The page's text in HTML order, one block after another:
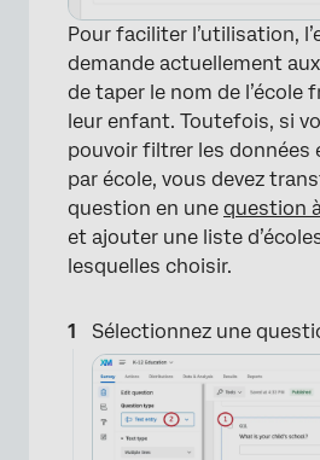
Pour faciliter l’utilisation,
demande actuellement
de taper le nom de l’école
leur enfant. Toutefois, si
pouvoir filtrer les données
par école, vous devez
question en une question
et ajouter une liste
lesquelles choisir.
Sélectionnez une